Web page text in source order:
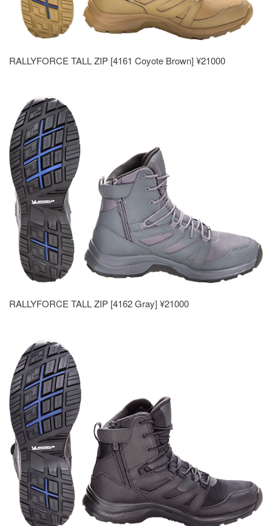
RALLYFORCE TALL ZIP [4161 Coyote Brown] ¥21000
RALLYFORCE TALL ZIP [4162 Gray] ¥21000